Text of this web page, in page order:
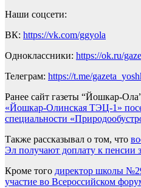
Наши соцсети:
ВК: https://vk.com/ggyola
Одноклассники: https://ok.ru/
Телеграм: https://t.me/
Ранее сайт газеты “Йошкар-
«Йошкар-Олинская ТЭЦ-1»
специальности
Также рассказывал о том, что
Эл получают доплату к пенсии
Кроме того директор школы
участие во Всероссийском